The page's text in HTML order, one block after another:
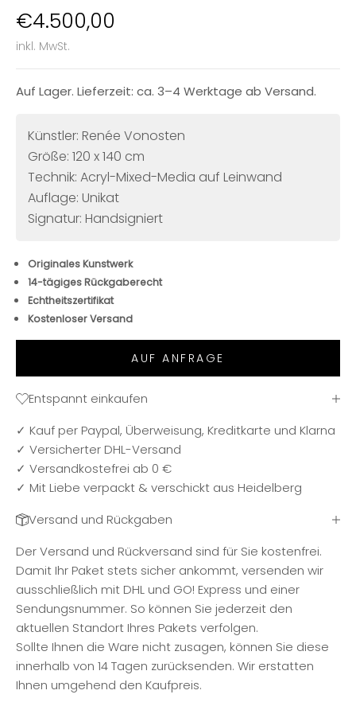
Angebot
€4.500,00
inkl. MwSt.
Auf Lager. Lieferzeit: ca. 3–4 Werktage ab Versand.
Künstler: Renée Vonosten
Größe: 120 x 140 cm
Technik: Acryl-Mixed-Media auf Leinwand
Auflage: Unikat
Signatur: Handsigniert
Originales Kunstwerk
14-tägiges Rückgaberecht
Echtheitszertifikat
Kostenloser Versand
AUF ANFRAGE
Entspannt einkaufen
✓ Kauf per Paypal, Überweisung, Kreditkarte und Klarna
✓ Versicherter DHL-Versand
✓ Versandkostefrei ab 0 €
✓ Mit Liebe verpackt & verschickt aus Heidelberg
Versand und Rückgaben
Der Versand und Rückversand sind für Sie kostenfrei.
Damit Ihr Paket stets sicher ankommt, versenden wir
ausschließlich mit DHL und GO! Express und einer
Sendungsnummer. So können Sie jederzeit den
aktuellen Standort Ihres Pakets verfolgen.
Sollte Ihnen die Ware nicht zusagen, können Sie diese
innerhalb von 14 Tagen zurücksenden. Wir erstatten
Ihnen umgehend den Kaufpreis.